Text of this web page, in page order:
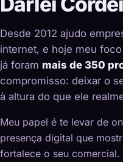
Desde 2012 ajudo
internet, e hoje meu
já foram mais de 350
compromisso: deixar o
à altura do que ele
Meu papel é te levar de
presença digital que
fortalece o seu